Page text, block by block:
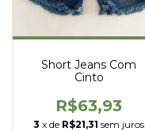
Short Jeans Com
Cinto
R$63,93
3 x de R$21,31 sem juros